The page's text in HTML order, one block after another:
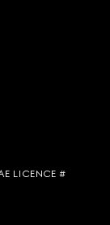
LICENCE #